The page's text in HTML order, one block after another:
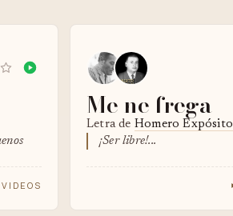
Me ne frega
Letra de Homero Expósito
¡Ser libre!...